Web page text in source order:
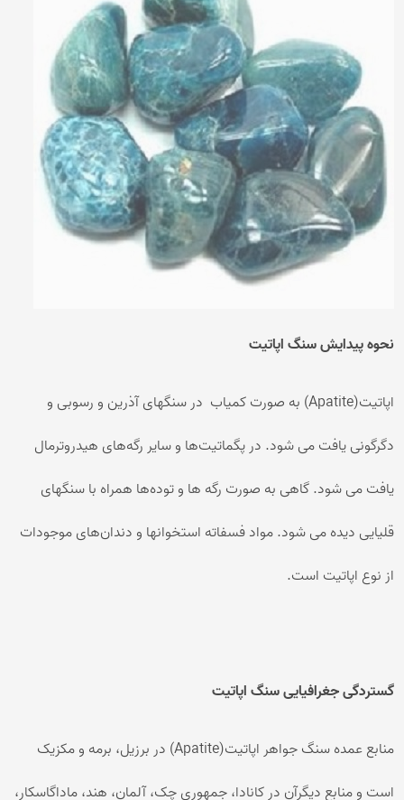
نحوه پیدایش سنگ اپاتیت
اپاتیت(Apatite) به صورت کمیاب در سنگهای آذرین و رسوبی و
دگرگونی یافت می ‌شود. در پگماتیت‌ها و سایر رگه‌های هیدروترمال
یافت می ‌شود. گاهی به صورت رگه ها و توده‌ها همراه با سنگهای
قلیایی دیده می ‌شود. مواد فسفاته استخوانها و دندان‌های موجودات
از نوع اپاتیت است.
گستردگی جغرافیایی سنگ اپاتیت
منابع عمده سنگ جواهر اپاتیت(Apatite) در برزیل، برمه و مکزیک
است و منابع دیگرآن در کانادا، جمهوری چک، آلمان، هند، ماداگاسکار،